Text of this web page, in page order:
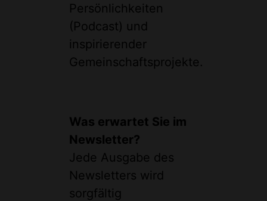
Persönlichkeiten
(Podcast) und
inspirierender
Gemeinschaftsprojekte.
Was erwartet Sie im
Newsletter?
Jede Ausgabe des
Newsletters wird
sorgfältig